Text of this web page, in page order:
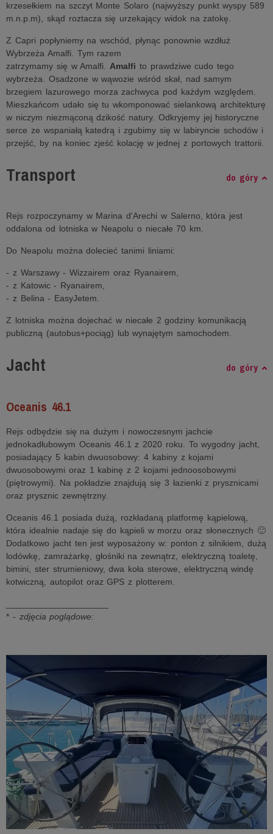
krzesełkiem na szczyt Monte Solaro (najwyższy punkt wyspy 589
m.n.p.m), skąd roztacza się urzekający widok na zatokę.
Z Capri popłyniemy na wschód, płynąc ponownie wzdłuż
Wybrzeża Amalfi. Tym razem
zatrzymamy się w Amalfi. Amalfi to prawdziwe cudo tego
wybrzeża. Osadzone w wąwozie wśród skał, nad samym
brzegiem lazurowego morza zachwyca pod każdym względem.
Mieszkańcom udało się tu wkomponować sielankową architekturę
w niczym niezmąconą dzikość natury. Odkryjemy jej historyczne
serce ze wspaniałą katedrą i zgubimy się w labiryncie schodów i
przejść, by na koniec zjeść kolację w jednej z portowych trattorii.
Transport do góry
Rejs rozpoczynamy w Marina d'Arechi w Salerno, która jest
oddalona od lotniska w Neapolu o niecałe 70 km.
Do Neapolu można dolecieć tanimi liniami:
- z Warszawy - Wizzairem oraz Ryanairem,
- z Katowic - Ryanairem,
- z Belina - EasyJetem.
Z lotniska można dojechać w niecałe 2 godziny komunikacją
publiczną (autobus+pociąg) lub wynajętym samochodem.
Jacht do góry
Oceanis 46.1
Rejs odbędzie się na dużym i nowoczesnym jachcie
jednokadłubowym Oceanis 46.1 z 2020 roku. To wygodny jacht,
posiadający 5 kabin dwuosobowy: 4 kabiny z kojami
dwuosobowymi oraz 1 kabinę z 2 kojami jednoosobowymi
(piętrowymi). Na pokładzie znajdują się 3 łazienki z prysznicami
oraz prysznic zewnętrzny.
Oceanis 46.1 posiada dużą, rozkładaną platformę kąpielową,
która idealnie nadaje się do kąpieli w morzu oraz słonecznych 🙂
Dodatkowo jacht ten jest wyposażony w: ponton z silnikiem, dużą
lodówkę, zamrażarkę, głośniki na zewnątrz, elektryczną toaletę,
bimini, ster strumieniowy, dwa koła sterowe, elektryczną windę
kotwiczną, autopilot oraz GPS z plotterem.
* - zdjęcia poglądowe: